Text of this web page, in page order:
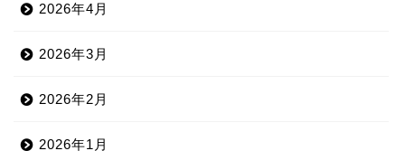
2026年4月
2026年3月
2026年2月
2026年1月